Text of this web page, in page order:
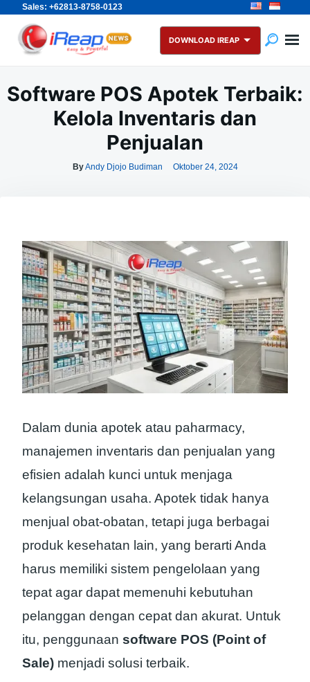
Sales: +62813-8758-0123
Skip
content
Search
for:
DOWNLOAD IREAP
Software POS Apotek Terbaik:
Kelola Inventaris dan
Penjualan
ByAndy Djojo Budiman Oktober 24, 2024
Dalam dunia apotek atau paharmacy,
manajemen inventaris dan penjualan yang
efisien adalah kunci untuk menjaga
kelangsungan usaha. Apotek tidak hanya
menjual obat-obatan, tetapi juga berbagai
produk kesehatan lain, yang berarti Anda
harus memiliki sistem pengelolaan yang
tepat agar dapat memenuhi kebutuhan
pelanggan dengan cepat dan akurat. Untuk
itu, penggunaan software POS (Point of
Sale) menjadi solusi terbaik.